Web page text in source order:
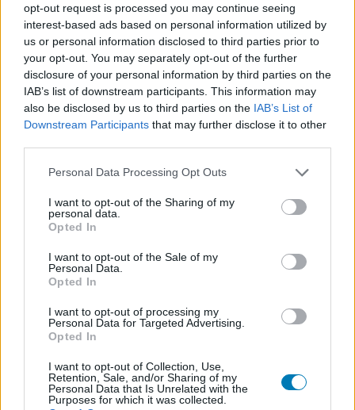
opt-out request is processed you may continue seeing
interest-based ads based on personal information utilized by
us or personal information disclosed to third parties prior to
your opt-out. You may separately opt-out of the further
disclosure of your personal information by third parties on the
IAB’s list of downstream participants. This information may
also be disclosed by us to third parties on the IAB’s List of
Downstream Participants that may further disclose it to other
Please note that this website/app uses one or more Google
not limited to your visit or usage behaviour. You may click to
grant or deny consent to Google and its third-party tags to
use your data for below specified purposes in below Google
consent section.
Personal Data Processing Opt Outs
I want to opt-out of the Sharing of my
personal data.
Opted In
I want to opt-out of the Sale of my
Personal Data.
Opted In
I want to opt-out of processing my
Personal Data for Targeted Advertising.
Opted In
I want to opt-out of Collection, Use,
Retention, Sale, and/or Sharing of my
Personal Data that Is Unrelated with the
Purposes for which it was collected.
Címkék: #star wars #old republic
#régi köztársaság kora
#kánon
#gstv
Be kellett chipezni a Harry
Potter sorozat kellékeit, mert
ellopkodták a stábtagok